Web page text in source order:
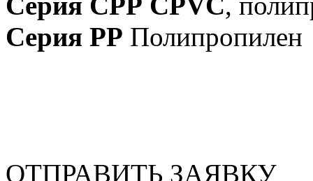
Серия РР Полипропилен
ОТПРАВИТЬ ЗАЯВКУ